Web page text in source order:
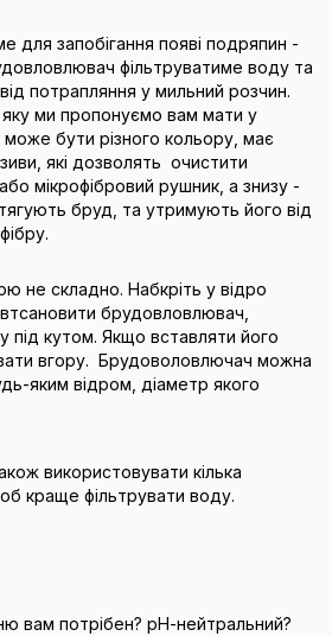
для запобігання появі подряпин -
фільтруватиме воду та
потрапляння у мильний розчин.
ми пропонуємо вам мати у
може бути різного кольору, має
які дозволять очистити
мікрофібровий рушник, а знизу -
бруд, та утримують його від
не складно. Набкріть у відро
брудовловлювач,
під кутом. Якщо вставляти його
вгору. Брудоволовлючач можна
яким відром, діаметр якого
використовувати кілька
краще фільтрувати воду.
вам потрібен? рН-нейтральний?